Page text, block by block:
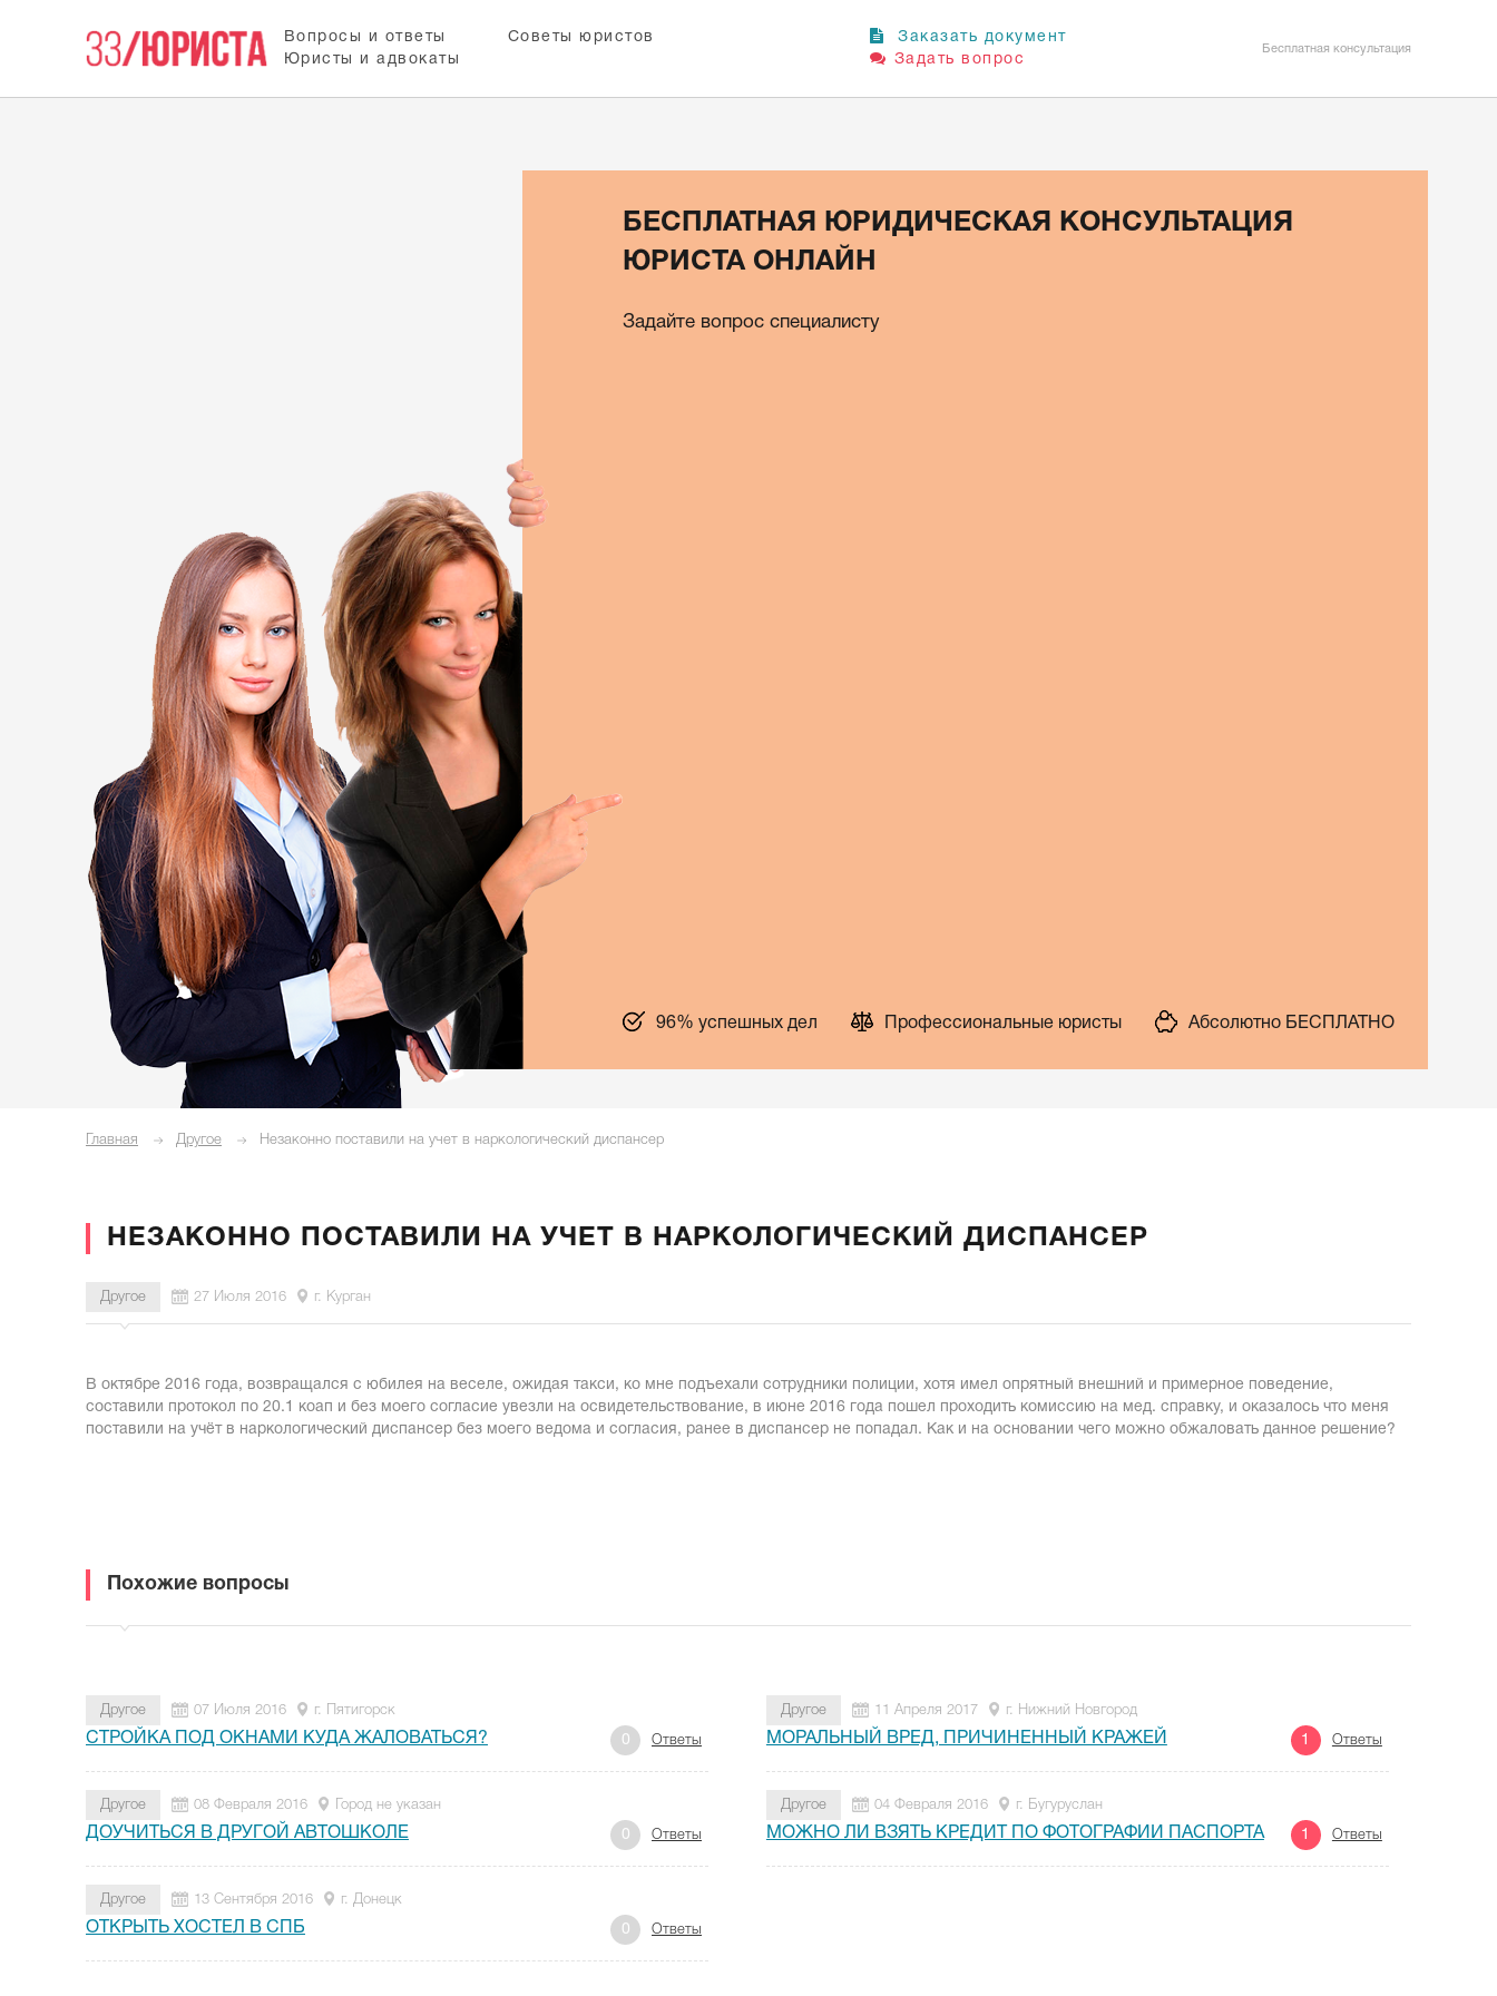
Вопросы и ответы
Советы юристов
Юристы и адвокаты
Заказать документ
Задать вопрос
Бесплатная консультация
БЕСПЛАТНАЯ ЮРИДИЧЕСКАЯ КОНСУЛЬТАЦИЯ
ЮРИСТА ОНЛАЙН
Задайте вопрос специалисту
96% успешных дел Профессиональные юристы Абсолютно БЕСПЛАТНО
Главная Другое Незаконно поставили на учет в наркологический диспансер
НЕЗАКОННО ПОСТАВИЛИ НА УЧЕТ В НАРКОЛОГИЧЕСКИЙ ДИСПАНСЕР
Другое 27 Июля 2016 г. Курган
В октябре 2016 года, возвращался с юбилея на веселе, ожидая такси, ко мне подъехали сотрудники полиции, хотя имел опрятный внешний и примерное поведение,
составили протокол по 20.1 коап и без моего согласие увезли на освидетельствование, в июне 2016 года пошел проходить комиссию на мед. справку, и оказалось что меня
поставили на учёт в наркологический диспансер без моего ведома и согласия, ранее в диспансер не попадал. Как и на основании чего можно обжаловать данное решение?
Похожие вопросы
Другое 07 Июля 2016 г. Пятигорск
СТРОЙКА ПОД ОКНАМИ КУДА ЖАЛОВАТЬСЯ? 0 Ответы
Другое 11 Апреля 2017 г. Нижний Новгород
МОРАЛЬНЫЙ ВРЕД, ПРИЧИНЕННЫЙ КРАЖЕЙ 1 Ответы
Другое 08 Февраля 2016 Город не указан
ДОУЧИТЬСЯ В ДРУГОЙ АВТОШКОЛЕ 0 Ответы
Другое 04 Февраля 2016 г. Бугуруслан
МОЖНО ЛИ ВЗЯТЬ КРЕДИТ ПО ФОТОГРАФИИ ПАСПОРТА 1 Ответы
Другое 13 Сентября 2016 г. Донецк
ОТКРЫТЬ ХОСТЕЛ В СПБ 0 Ответы